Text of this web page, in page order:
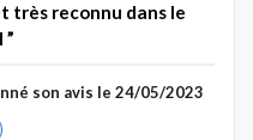
très reconnu dans le
son avis le 24/05/2023